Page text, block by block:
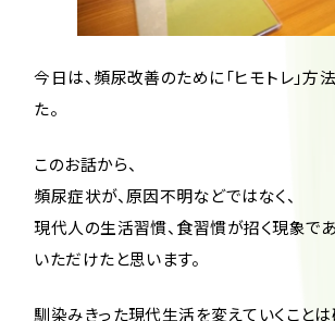
今日は、頻尿改善のために「ヒモトレ」方
た。
このお話から、
頻尿症状が、原因不明などではなく、
現代人の生活習慣、食習慣が招く現象で
いただけたと思います。
馴染みきった現代生活を変えていくこと